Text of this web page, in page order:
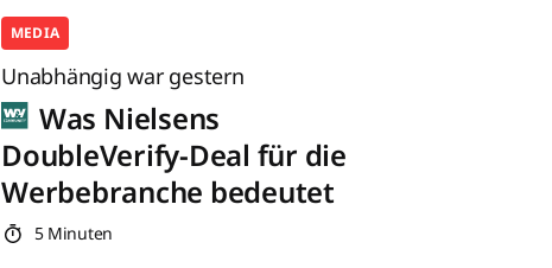
MEDIA
Unabhängig war gestern
Was Nielsens
DoubleVerify-Deal für die
Werbebranche bedeutet
5 Minuten